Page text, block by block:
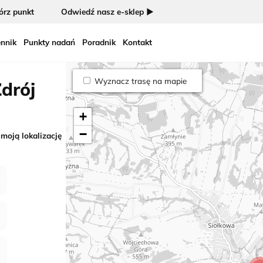
punkt Odwiedź nasz e-sklep ►
Punkty nadań Poradnik Kontakt
lokalizację
Wyznacz trasę na mapie
+
−